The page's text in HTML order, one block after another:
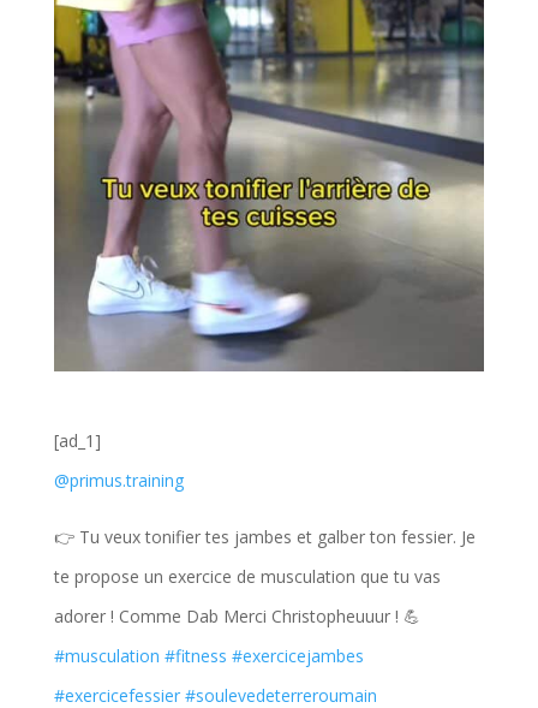
[ad_1]
@primus.training
👉 Tu veux tonifier tes jambes et galber ton fessier. Je
te propose un exercice de musculation que tu vas
adorer ! Comme Dab Merci Christopheuuur ! 💪
#musculation #fitness #exercicejambes
#exercicefessier #soulevedeterreroumain